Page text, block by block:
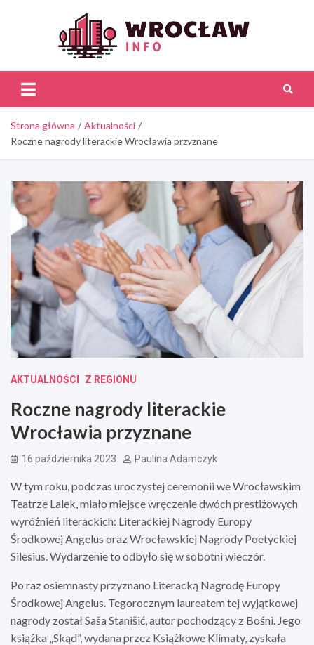
Strona główna
Aktualności
Roczne nagrody literackie Wrocławia przyznane
AKTUALNOŚCI Z REGIONU
Roczne nagrody literackie
Wrocławia przyznane
16 października 2023 Paulina Adamczyk
W tym roku, podczas uroczystej ceremonii we Wrocławskim
Teatrze Lalek, miało miejsce wręczenie dwóch prestiżowych
wyróżnień literackich: Literackiej Nagrody Europy
Środkowej Angelus oraz Wrocławskiej Nagrody Poetyckiej
Silesius. Wydarzenie to odbyło się w sobotni wieczór.
Po raz osiemnasty przyznano Literacką Nagrodę Europy
Środkowej Angelus. Tegorocznym laureatem tej wyjątkowej
nagrody został Saša Stanišić, autor pochodzący z Bośni. Jego
książka „Skąd”, wydana przez Książkowe Klimaty, zyskała